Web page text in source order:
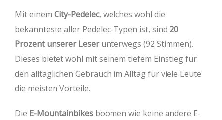
Mit einem City-Pedelec, welches wohl die
bekannteste aller Pedelec-Typen ist, sind 20
Prozent unserer Leserunterwegs (92 Stimmen).
Dieses bietet wohl mit seinem tiefem Einstieg für
den alltäglichen Gebrauch im Alltag für viele Leute
die meisten Vorteile.
Die E-Mountainbikes boomen wie keine andere E-